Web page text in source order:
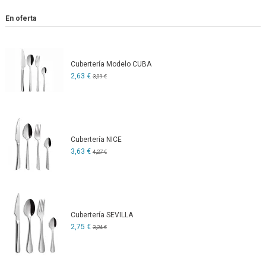
En oferta
Cubertería Modelo CUBA
2,63 € 3,09 €
Cubertería NICE
3,63 € 4,27 €
Cubertería SEVILLA
2,75 € 3,24 €